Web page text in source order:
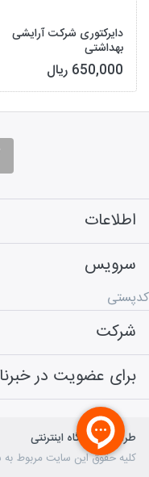
دایرکتوری شرکت آرایشی
بهداشتی
650,000 ریال
اطلاعات
سرویس
کدپستی
شرکت
برای عضویت در
طراحی فروشگاه اینترنتی
کلیه حقوق این سایت مربوط